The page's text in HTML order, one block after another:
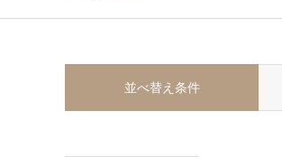
並べ替え条件